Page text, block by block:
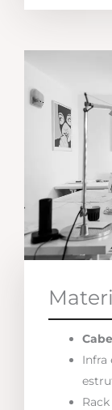
Infra
Rack